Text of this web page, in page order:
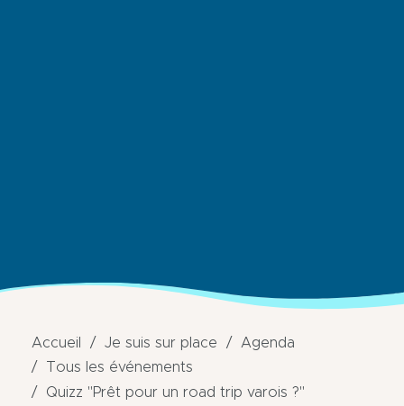
Accueil Je suis sur place
Agenda
Tous les événements
Quizz "Prêt pour un road trip varois ?"